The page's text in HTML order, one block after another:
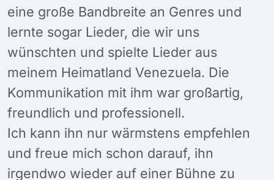
eine große Bandbreite an Genres und
lernte sogar Lieder, die wir uns
wünschten und spielte Lieder aus
meinem Heimatland Venezuela. Die
Kommunikation mit ihm war großartig,
freundlich und professionell.
Ich kann ihn nur wärmstens empfehlen
und freue mich schon darauf, ihn
irgendwo wieder auf einer Bühne zu